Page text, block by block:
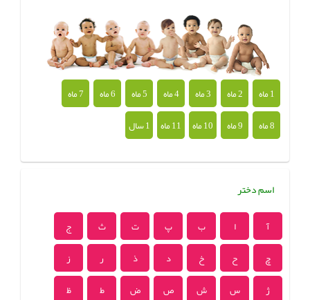
1 ماه 2 ماه 3 ماه 4 ماه 5 ماه 6 ماه
7 ماه
8 ماه
9 ماه 10 ماه 11 ماه 1 سال
اسم دختر
آ ا ب پ ت ث
ج
چ
ح خ د ذ ر
ز
ژ
س ش ص ض ط
ظ